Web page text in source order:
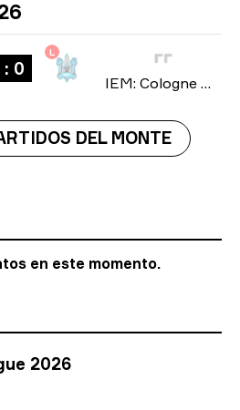
: 0
L
IEM: Cologne Major 2026
DEL MONTE
en este momento.
2026